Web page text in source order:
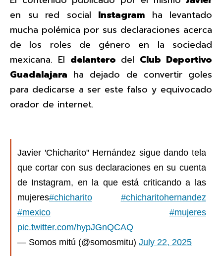
en su red social Instagram ha levantado
mucha polémica por sus declaraciones acerca
de los roles de género en la sociedad
mexicana. El delantero del Club Deportivo
Guadalajara ha dejado de convertir goles
para dedicarse a ser este falso y equivocado
orador de internet.
Javier 'Chicharito" Hernández sigue dando tela
que cortar con sus declaraciones en su cuenta
de Instagram, en la que está criticando a las
mujeres#chicharito
#chicharitohernandez
#mexico
#mujeres
pic.twitter.com/hypJGnQCAQ
— Somos mitú (@somosmitu) July 22, 2025